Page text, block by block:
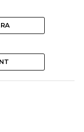
de nossa